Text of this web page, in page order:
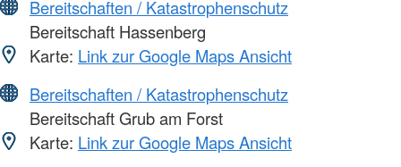
Bereitschaften / Katastrophenschutz
Bereitschaft Hassenberg
Karte: Link zur Google Maps Ansicht
Bereitschaften / Katastrophenschutz
Bereitschaft Grub am Forst
Karte: Link zur Google Maps Ansicht